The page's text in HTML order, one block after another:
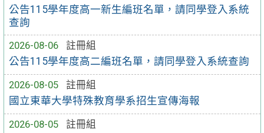
公告115學年度高一新生編班名單，請同學登入系統
查詢
2026-08-06
註冊組
公告115學年度高二編班名單，請同學登入系統查詢
2026-08-05
註冊組
國立東華大學特殊教育學系招生宣傳海報
2026-08-05
註冊組